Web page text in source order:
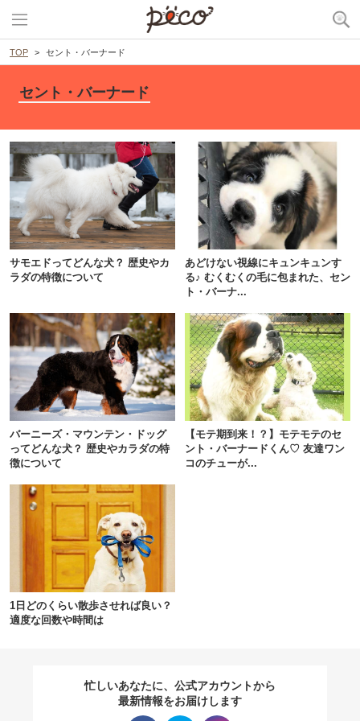
TOP セント・バーナード
セント・バーナード
サモエドってどんな犬？ 歴史やカ
ラダの特徴について
あどけない視線にキュンキュンす
る♪ むくむくの毛に包まれた、セン
ト・バーナ...
バーニーズ・マウンテン・ドッグ
ってどんな犬？ 歴史やカラダの特
徴について
【モテ期到来！？】モテモテのセ
ント・バーナードくん♡ 友達ワン
コのチューが...
1日どのくらい散歩させれば良い？
適度な回数や時間は
忙しいあなたに、公式アカウントから
最新情報をお届けします
閉じる
pecodogs
いぬ部をフォロー
アプリで開く
アプリをダウンロードする